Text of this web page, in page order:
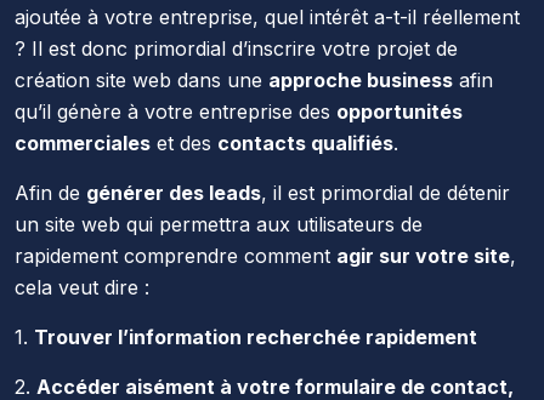
ajoutée à votre entreprise, quel intérêt a-t-il réellement
? Il est donc primordial d’inscrire votre projet de
création site web dans une approche business afin
qu’il génère à votre entreprise des opportunités
commerciales et des contacts qualifiés.
Afin de générer des leads, il est primordial de détenir
un site web qui permettra aux utilisateurs de
rapidement comprendre comment agir sur votre site,
cela veut dire :
1. Trouver l’information recherchée rapidement
2. Accéder aisément à votre formulaire de contact,